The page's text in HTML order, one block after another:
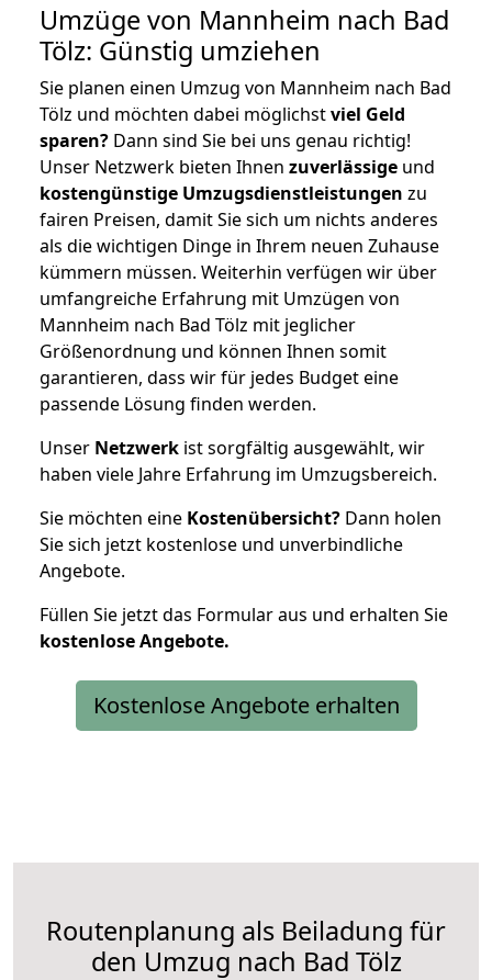
Umzüge von Mannheim nach Bad
Tölz: Günstig umziehen
Sie planen einen Umzug von Mannheim nach Bad
Tölz und möchten dabei möglichstviel Geld
sparen? Dann sind Sie bei uns genau richtig!
Unser Netzwerk bieten Ihnen zuverlässige und
kostengünstige Umzugsdienstleistungen zu
fairen Preisen, damit Sie sich um nichts anderes
als die wichtigen Dinge in Ihrem neuen Zuhause
kümmern müssen. Weiterhin verfügen wir über
umfangreiche Erfahrung mit Umzügen von
Mannheim nach Bad Tölz mit jeglicher
Größenordnung und können Ihnen somit
garantieren, dass wir für jedes Budget eine
passende Lösung finden werden.
Unser Netzwerk ist sorgfältig ausgewählt, wir
haben viele Jahre Erfahrung im Umzugsbereich.
Sie möchten eine Kostenübersicht? Dann holen
Sie sich jetzt kostenlose und unverbindliche
Angebote.
Füllen Sie jetzt das Formular aus und erhalten Sie
kostenloseAngebote.
Kostenlose Angebote erhalten
Routenplanung als Beiladung für
den Umzug nach Bad Tölz